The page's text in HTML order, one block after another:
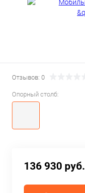
Отзывов: 0
Опорный столб:
136 930 руб.